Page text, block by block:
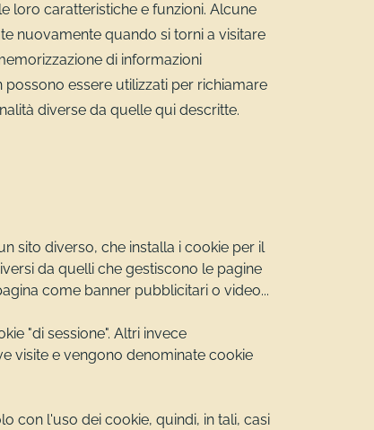
loro caratteristiche e funzioni. Alcune
nuovamente quando si torni a visitare
di informazioni
essere utilizzati per richiamare
diverse da quelle qui descritte.
sito diverso, che installa i cookie per il
da quelli che gestiscono le pagine
come banner pubblicitari o video...
"di sessione". Altri invece
visite e vengono denominate cookie
con l'uso dei cookie, quindi, in tali, casi